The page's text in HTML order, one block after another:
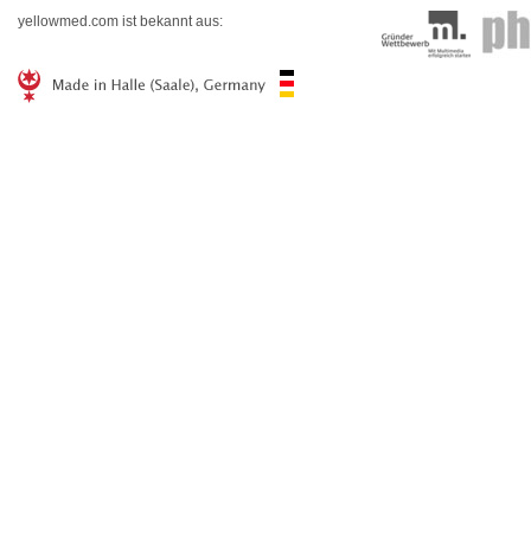
yellowmed.com ist bekannt aus: